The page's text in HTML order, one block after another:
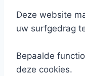
Deze website
uw surfgedrag
Bepaalde
deze cookies.